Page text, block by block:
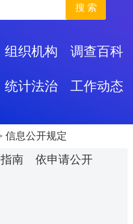
搜 索
组织机构 调查百科
统计法治 工作动态
信息公开规定
南 依申请公开